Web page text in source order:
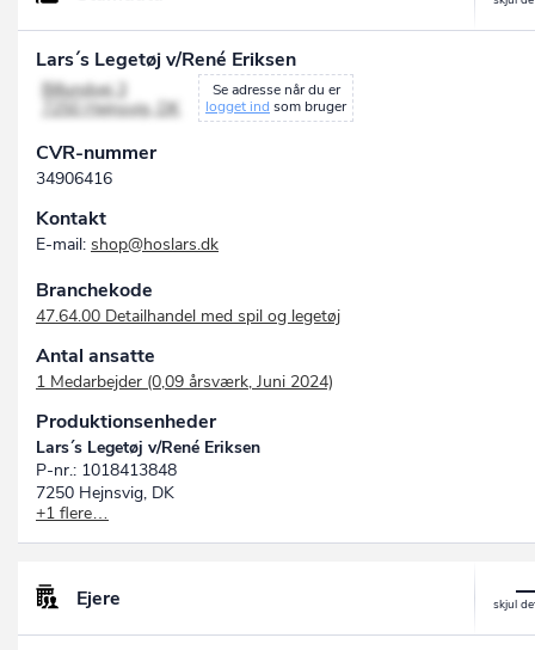
Lars´s Legetøj v/René Eriksen
Billundvej 3
7250 Hejnsvig, DK
Se adresse når du er
logget ind som bruger
CVR-nummer
34906416
Kontakt
E-mail: shop@hoslars.dk
Branchekode
47.64.00 Detailhandel med spil og legetøj
Antal ansatte
1 Medarbejder (0,09 årsværk, Juni 2024)
Produktionsenheder
Lars´s Legetøj v/René Eriksen
P-nr.: 1018413848
7250 Hejnsvig, DK
DinLegetøjsButik
P-nr.: 1018652699
+1 flere…
Ejere